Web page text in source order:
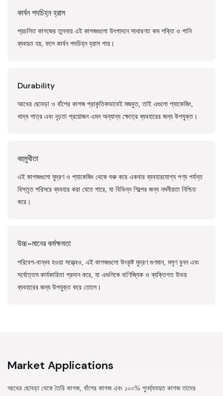
কার্বন পদচিহ্ন হ্রাস
প্রচলিত কাগজের তুলনায় এই কাগজগুলো উৎপাদনে সাধারণত কম শক্তি ও পানি
ব্যবহৃত হয়, ফলে কার্বন পদচিহ্ন হ্রাস পায়।
Durability
আখের ছোবড়া ও বাঁশের কাগজ প্রাকৃতিকভাবেই মজবুত, তাই এগুলো প্যাকেজিং,
খাদ্য পাত্র এবং দৃঢ়তা প্রয়োজন এমন অন্যান্য ক্ষেত্রে ব্যবহারের জন্য উপযুক্ত।
বহুমুখীতা
এই কাগজগুলো মুদ্রণ ও প্যাকেজিং থেকে শুরু করে একবার ব্যবহারযোগ্য পণ্য পর্যন্ত
বিস্তৃত পরিসরে ব্যবহার করা যেতে পারে, যা বিভিন্ন শিল্পের জন্য নমনীয়তা নিশ্চিত
করে।
উচ্চ-মানের কর্মক্ষমতা
পরিবেশ-বান্ধব হওয়া সত্ত্বেও, এই কাগজগুলো উৎকৃষ্ট মুদ্রণ গুণমান, মসৃণ বুনন এবং
সর্বোত্তম কার্যকারিতা প্রদান করে, যা এগুলিকে বাণিজ্যিক ও ব্যক্তিগত উভয়
ব্যবহারের জন্য উপযুক্ত করে তোলে।
Market Applications
আখের ছোবড়া থেকে তৈরি কাগজ, বাঁশের কাগজ এবং ১০০% পুনর্ব্যবহৃত কাগজ তাদের